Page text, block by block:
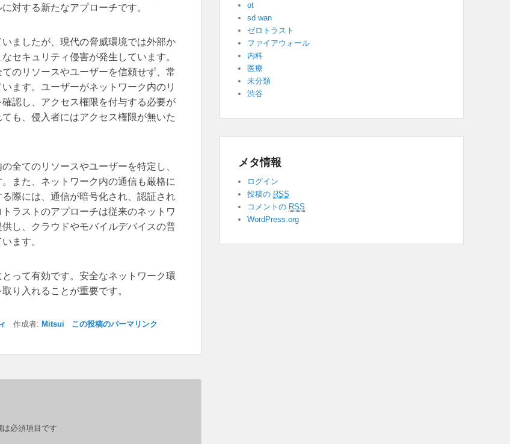
対する新たなアプローチです。
ましたが、現代の脅威環境では外部か
セキュリティ侵害が発生しています。
のリソースやユーザーを信頼せず、常
ます。ユーザーがネットワーク内のリ
認し、アクセス権限を付与する必要が
も、侵入者にはアクセス権限が無いた
全てのリソースやユーザーを特定し、
また、ネットワーク内の通信も厳格に
際には、通信が暗号化され、認証され
ラストのアプローチは従来のネットワ
し、クラウドやモバイルデバイスの普
ます。
って有効です。安全なネットワーク環
り入れることが重要です。
作成者: Mitsui この投稿のパーマリンク
必須項目です
ot
sd wan
ゼロトラスト
ファイアウォール
内科
医療
未分類
渋谷
メタ情報
ログイン
投稿の RSS
コメントの RSS
WordPress.org